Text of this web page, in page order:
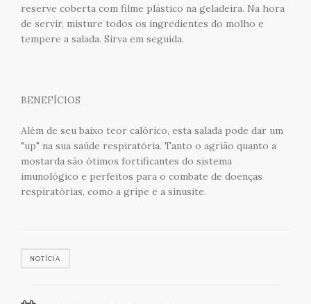
reserve coberta com filme plástico na geladeira. Na hora
de servir, misture todos os ingredientes do molho e
tempere a salada. Sirva em seguida.
BENEFÍCIOS
Além de seu baixo teor calórico, esta salada pode dar um
"up" na sua saúde respiratória. Tanto o agrião quanto a
mostarda são ótimos fortificantes do sistema
imunológico e perfeitos para o combate de doenças
respiratórias, como a gripe e a sinusite.
NOTÍCIA